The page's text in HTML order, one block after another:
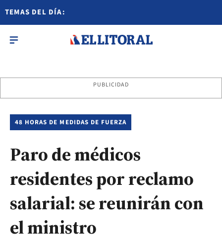
TEMAS DEL DÍA:
PUBLICIDAD
48 HORAS DE MEDIDAS DE FUERZA
Paro de médicos
residentes por reclamo
salarial: se reunirán con
el ministro